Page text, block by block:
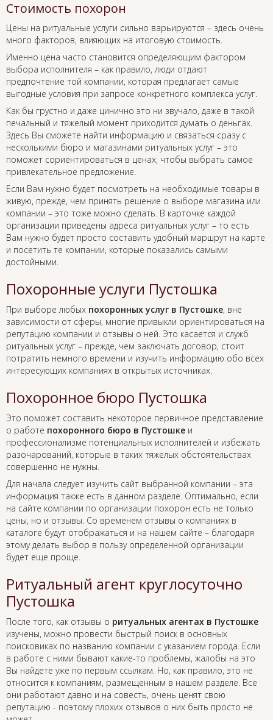
Стоимость похорон
Цены на ритуальные услуги сильно варьируются – здесь очень
много факторов, влияющих на итоговую стоимость.
Именно цена часто становится определяющим фактором
выбора исполнителя – как правило, люди отдают
предпочтение той компании, которая предлагает самые
выгодные условия при запросе конкретного комплекса услуг.
Как бы грустно и даже цинично это ни звучало, даже в такой
печальный и тяжелый момент приходится думать о деньгах.
Здесь Вы сможете найти информацию и связаться сразу с
несколькими бюро и магазинами ритуальных услуг – это
поможет сориентироваться в ценах, чтобы выбрать самое
привлекательное предложение.
Если Вам нужно будет посмотреть на необходимые товары в
живую, прежде, чем принять решение о выборе магазина или
компании – это тоже можно сделать. В карточке каждой
организации приведены адреса ритуальных услуг – то есть
Вам нужно будет просто составить удобный маршрут на карте
и посетить те компании, которые показались самыми
достойными.
Похоронные услуги Пустошка
При выборе любых похоронных услуг в Пустошке, вне
зависимости от сферы, многие привыкли ориентироваться на
репутацию компании и отзывы о ней. Это касается и служб
ритуальных услуг – прежде, чем заключать договор, стоит
потратить немного времени и изучить информацию обо всех
интересующих компаниях в открытых источниках.
Похоронное бюро Пустошка
Это поможет составить некоторое первичное представление
о работе похоронного бюро в Пустошке и
профессионализме потенциальных исполнителей и избежать
разочарований, которые в таких тяжелых обстоятельствах
совершенно не нужны.
Для начала следует изучить сайт выбранной компании – эта
информация также есть в данном разделе. Оптимально, если
на сайте компании по организации похорон есть не только
цены, но и отзывы. Со временем отзывы о компаниях в
каталоге будут отображаться и на нашем сайте – благодаря
этому делать выбор в пользу определенной организации
будет еще проще.
Ритуальный агент круглосуточно
Пустошка
После того, как отзывы о ритуальных агентах в Пустошке
изучены, можно провести быстрый поиск в основных
поисковиках по названию компании с указанием города. Если
в работе с ними бывают какие-то проблемы, жалобы на это
Вы найдете уже по первым ссылкам. Но, как правило, это не
относится к компаниям, размещенным в нашем разделе. Все
они работают давно и на совесть, очень ценят свою
репутацию - поэтому плохих отзывов о них быть просто не